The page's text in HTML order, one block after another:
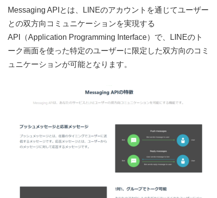
Messaging APIとは、LINEのアカウントを通じてユーザー
との双方向コミュニケーションを実現する
API（Application Programming Interface）で、LINEのト
ーク画面を使った特定のユーザーに限定した双方向のコミ
ュニケーションが可能となります。